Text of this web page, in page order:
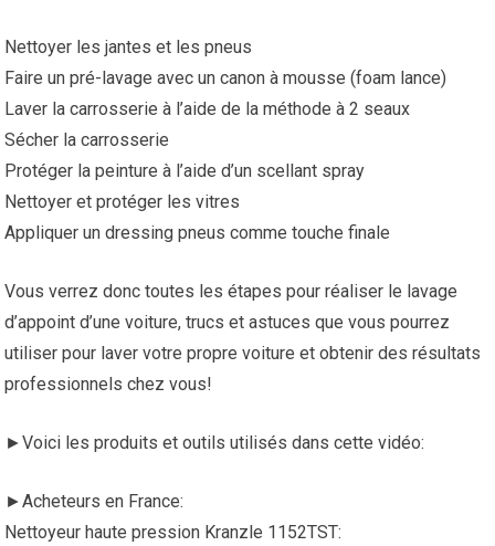
Nettoyer les jantes et les pneus
Faire un pré-lavage avec un canon à mousse (foam lance)
Laver la carrosserie à l’aide de la méthode à 2 seaux
Sécher la carrosserie
Protéger la peinture à l’aide d’un scellant spray
Nettoyer et protéger les vitres
Appliquer un dressing pneus comme touche finale
Vous verrez donc toutes les étapes pour réaliser le lavage
d’appoint d’une voiture, trucs et astuces que vous pourrez
utiliser pour laver votre propre voiture et obtenir des résultats
professionnels chez vous!
►Voici les produits et outils utilisés dans cette vidéo:
►Acheteurs en France:
Nettoyeur haute pression Kranzle 1152TST: